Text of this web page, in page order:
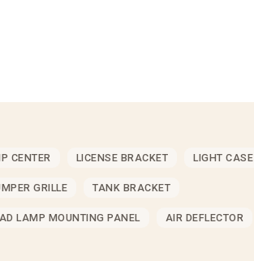
CENTER LICENSE BRACKET LIGHT CASE
GRILLE TANK BRACKET
LAMP MOUNTING PANEL AIR DEFLECTOR